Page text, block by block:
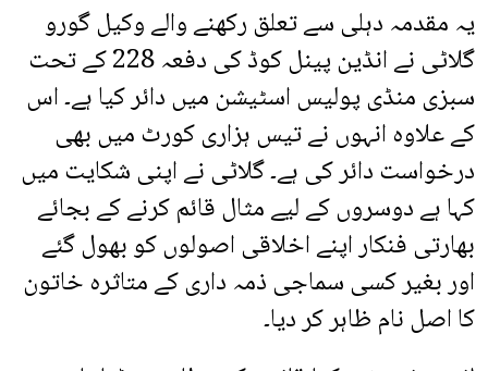
یہ مقدمہ دہلی سے تعلق رکھنے والے وکیل گورو
گلاٹی نے انڈین پینل کوڈ کی دفعہ 228 کے تحت
سبزی منڈی پولیس اسٹیشن میں دائر کیا ہے۔ اس
کے علاوہ انہوں نے تیس ہزاری کورٹ میں بھی
درخواست دائر کی ہے۔ گلاٹی نے اپنی شکایت میں
کہا ہے دوسروں کے لیے مثال قائم کرنے کے بجائے
بھارتی فنکار اپنے اخلاقی اصولوں کو بھول گئے
اور بغیر کسی سماجی ذمہ داری کے متاثرہ خاتون
کا اصل نام ظاہر کر دیا۔